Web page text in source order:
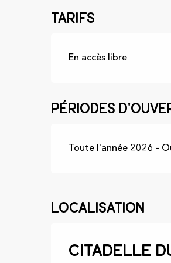
Tarifs
En accès libre
Périodes
Toute l'année 2026 -
Localisation
Citadelle